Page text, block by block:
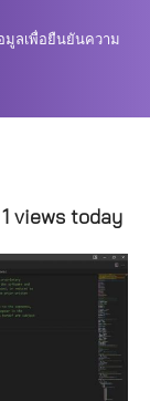
มูลเพื่อยืนยันความ
1 views today